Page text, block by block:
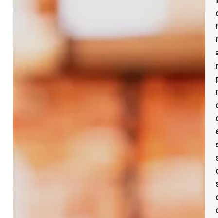
r
r
r